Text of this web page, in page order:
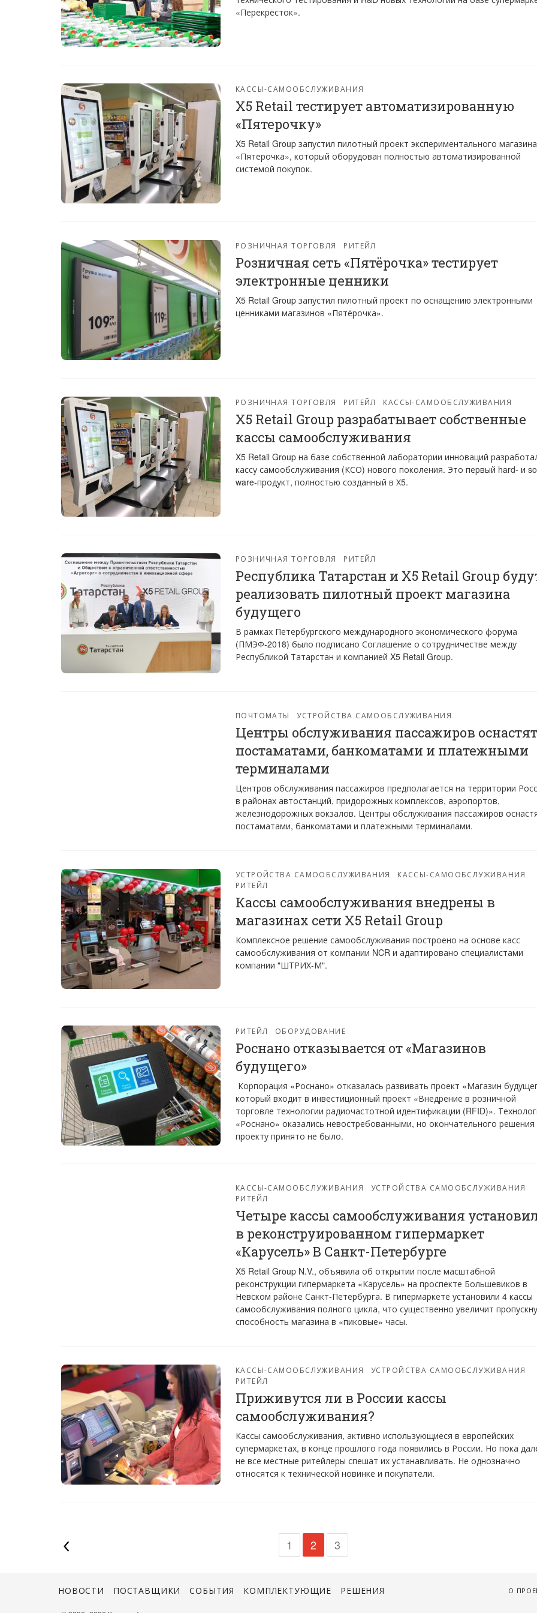
«Перекрёсток».
КАССЫ-САМООБСЛУЖИВАНИЯ
X5 Retail тестирует автоматизированную
«Пятерочку»
X5 Retail Group запустил пилотный проект экспериментального магазина
«Пятерочка», который оборудован полностью автоматизированной
системой покупок.
РОЗНИЧНАЯ ТОРГОВЛЯ РИТЕЙЛ
Розничная сеть «Пятёрочка» тестирует
электронные ценники
X5 Retail Group запустил пилотный проект по оснащению электронными
ценниками магазинов «Пятёрочка».
РОЗНИЧНАЯ ТОРГОВЛЯ РИТЕЙЛ КАССЫ-САМООБСЛУЖИВАНИЯ
X5 Retail Group разрабатывает собственные
кассы самообслуживания
X5 Retail Group на базе собственной лаборатории инноваций
кассу самообслуживания (КСО) нового поколения. Это первый hard- и
ware-продукт, полностью созданный в Х5.
РОЗНИЧНАЯ ТОРГОВЛЯ РИТЕЙЛ
Республика Татарстан и X5 Retail Group
реализовать пилотный проект магазина
будущего
В рамках Петербургского международного экономического форума
(ПМЭФ-2018) было подписано Соглашение о сотрудничестве между
Республикой Татарстан и компанией X5 Retail Group.
ПОЧТОМАТЫ УСТРОЙСТВА САМООБСЛУЖИВАНИЯ
Центры обслуживания пассажиров оснастят
постаматами, банкоматами и платежными
терминалами
Центров обслуживания пассажиров предполагается на территории
в районах автостанций, придорожных комплексов, аэропортов,
железнодорожных вокзалов. Центры обслуживания пассажиров
постаматами, банкоматами и платежными терминалами.
УСТРОЙСТВА САМООБСЛУЖИВАНИЯ
КАССЫ-САМООБСЛУЖИВАНИЯ
РИТЕЙЛ
Кассы самообслуживания внедрены в
магазинах сети X5 Retail Group
Комплексное решение самообслуживания построено на основе касс
самообслуживания от компании NCR и адаптировано специалистами
компании "ШТРИХ-М".
РИТЕЙЛ ОБОРУДОВАНИЕ
Роснано отказывается от «Магазинов
будущего»
Корпорация «Роснано» отказалась развивать проект «Магазин
который входит в инвестиционный проект «Внедрение в розничной
торговле технологии радиочастотной идентификации (RFID)».
«Роснано» оказались невостребованными, но окончательного решения
проекту принято не было.
КАССЫ-САМООБСЛУЖИВАНИЯ
УСТРОЙСТВА САМООБСЛУЖИВАНИЯ
РИТЕЙЛ
Четыре кассы самообслуживания
в реконструированном гипермаркет
«Карусель» В Санкт-Петербурге
X5 Retail Group N.V., объявила об открытии после масштабной
реконструкции гипермаркета «Карусель» на проспекте Большевиков в
Невском районе Санкт-Петербурга. В гипермаркете установили 4 кассы
самообслуживания полного цикла, что существенно увеличит
способность магазина в «пиковые» часы.
КАССЫ-САМООБСЛУЖИВАНИЯ
УСТРОЙСТВА САМООБСЛУЖИВАНИЯ
РИТЕЙЛ
Приживутся ли в России кассы
самообслуживания?
Кассы самообслуживания, активно использующиеся в европейских
супермаркетах, в конце прошлого года появились в России. Но пока
не все местные ритейлеры спешат их устанавливать. Не однозначно
относятся к технической новинке и покупатели.
1 2 3
О
НОВОСТИ ПОСТАВЩИКИ СОБЫТИЯ КОМПЛЕКТУЮЩИЕ РЕШЕНИЯ